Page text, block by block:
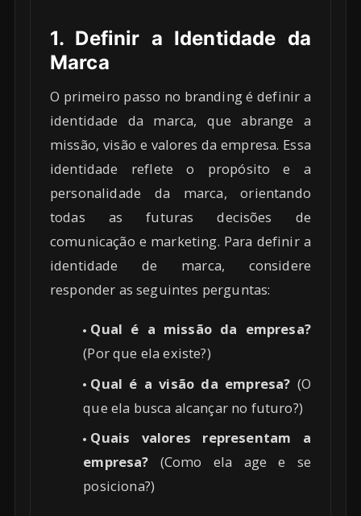
1. Definir a Identidade da
Marca
O primeiro passo no branding é definir a
identidade da marca, que abrange a
missão, visão e valores da empresa. Essa
identidade reflete o propósito e a
personalidade da marca, orientando
todas as futuras decisões de
comunicação e marketing. Para definir a
identidade de marca, considere
responder as seguintes perguntas:
Qual é a missão da empresa?
(Por que ela existe?)
Qual é a visão da empresa? (O
que ela busca alcançar no futuro?)
Quais valores representam a
empresa? (Como ela age e se
posiciona?)